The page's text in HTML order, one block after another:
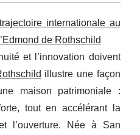
internationale au
de Rothschild
et l’innovation doivent
illustre une façon
maison patrimoniale :
tout en accélérant la
l’ouverture. Née à San